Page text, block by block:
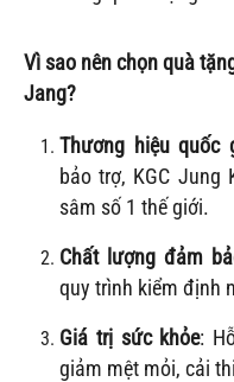
Vì sao nên chọn quà
Jang?
Thương hiệu quốc
bảo trợ, KGC Jung
sâm số 1 thế giới.
Chất lượng đảm
quy trình kiểm định
Giá trị sức khỏe:
giảm mệt mỏi, cải